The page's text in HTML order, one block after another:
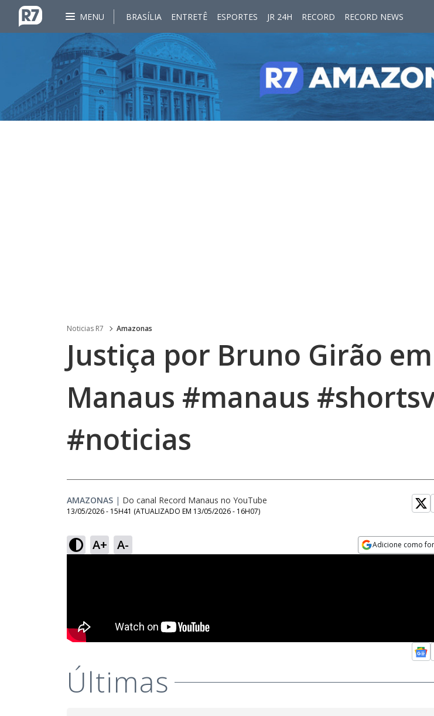
MENU BRASÍLIA ENTRETÊ ESPORTES JR 24H RECORD RECORD NEWS
Noticias R7 Amazonas
Justiça por Bruno Girão em
Manaus #manaus
#noticias
AMAZONAS | Do canal Record Manaus no YouTube
13/05/2026 - 15H41 (ATUALIZADO EM 13/05/2026 - 16H07)
A+ A- Adicione como
Últimas